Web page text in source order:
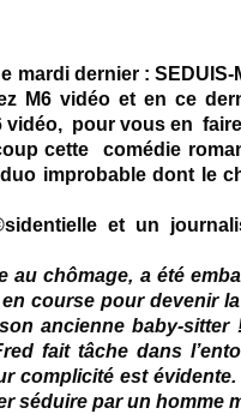
mardi dernier :
M6 vidéo et en ce
vidéo, pour vous en
cette
comédie
improbable dont le
au chômage, a été
course pour devenir
ancienne baby-
fait tâche dans
complicité est
séduire par un homme